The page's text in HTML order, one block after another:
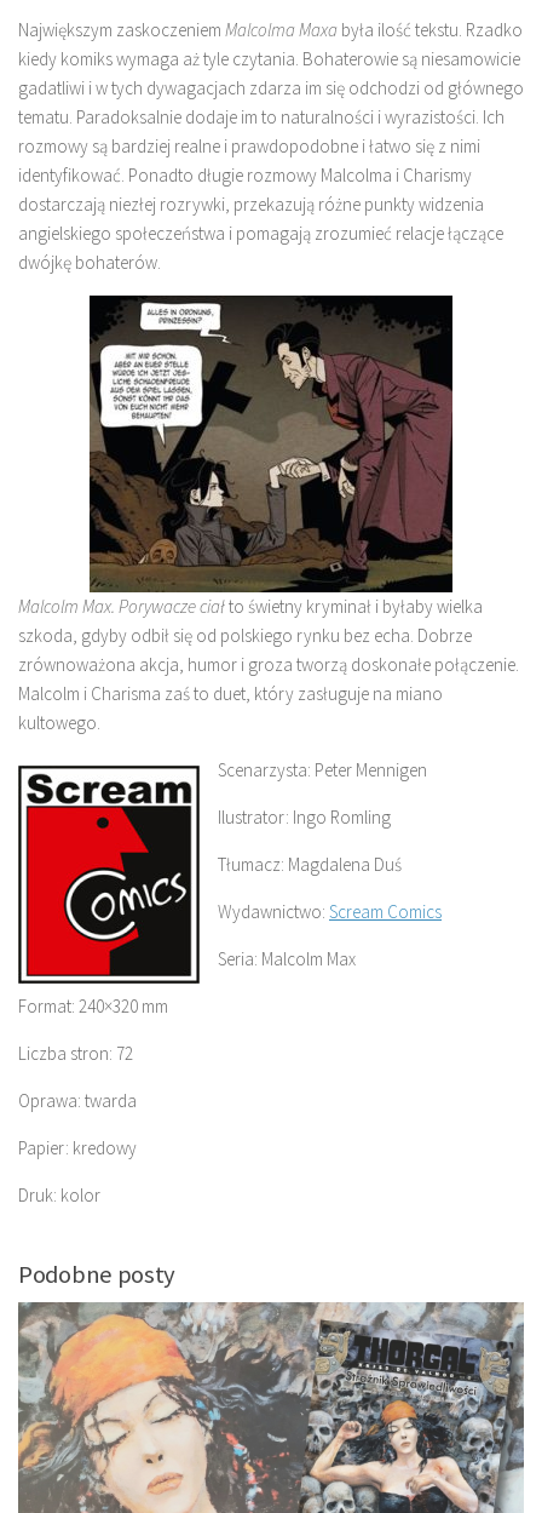
Największym zaskoczeniem Malcolma Maxa była ilość tekstu. Rzadko
kiedy komiks wymaga aż tyle czytania. Bohaterowie są niesamowicie
gadatliwi i w tych dywagacjach zdarza im się odchodzi od głównego
tematu. Paradoksalnie dodaje im to naturalności i wyrazistości. Ich
rozmowy są bardziej realne i prawdopodobne i łatwo się z nimi
identyfikować. Ponadto długie rozmowy Malcolma i Charismy
dostarczają niezłej rozrywki, przekazują różne punkty widzenia
angielskiego społeczeństwa i pomagają zrozumieć relacje łączące
dwójkę bohaterów.
Malcolm Max. Porywacze ciałto świetny kryminał i byłaby wielka
szkoda, gdyby odbił się od polskiego rynku bez echa. Dobrze
zrównoważona akcja, humor i groza tworzą doskonałe połączenie.
Malcolm i Charisma zaś to duet, który zasługuje na miano
kultowego.
Scenarzysta: Peter Mennigen
Ilustrator: Ingo Romling
Tłumacz: Magdalena Duś
Wydawnictwo: Scream Comics
Seria: Malcolm Max
Format: 240×320 mm
Liczba stron: 72
Oprawa: twarda
Papier: kredowy
Druk: kolor
Podobne posty